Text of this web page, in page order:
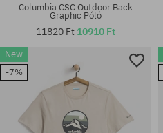
Elérhető méretek:
M; L; XL
Columbia CSC Outdoor Back
Graphic Póló
11820 Ft 10910 Ft
New
-7%